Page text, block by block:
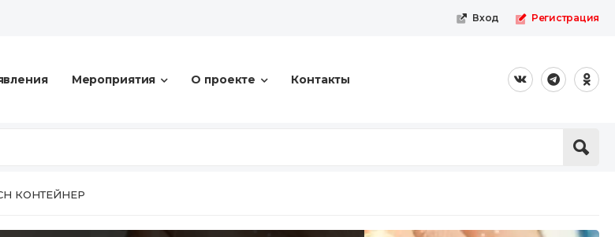
Вход Регистрация
Мероприятия О проекте Контакты
КОНТЕЙНЕР